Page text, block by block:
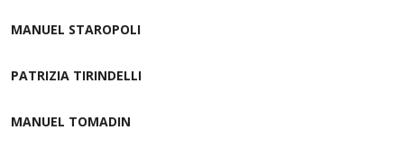
MANUEL STAROPOLI
PATRIZIA TIRINDELLI
MANUEL TOMADIN